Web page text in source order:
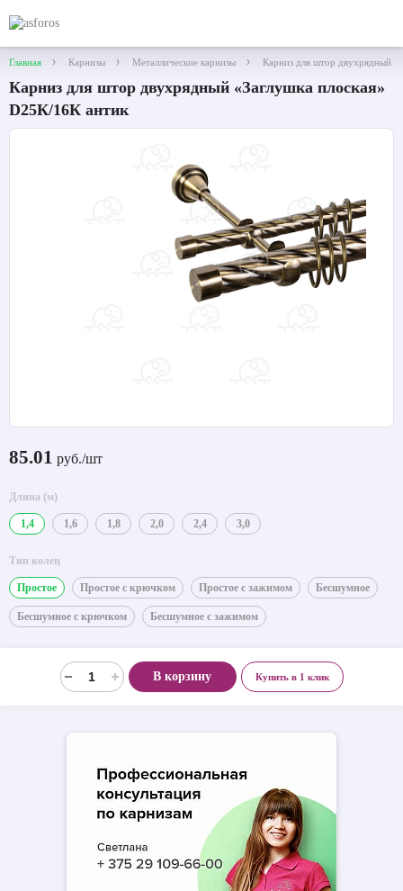
Главная Карнизы Металлические карнизы Карниз для штор двухрядный
Карниз для штор двухрядный «Заглушка плоская»
D25К/16К антик
85.01 руб./шт
Длина (м)
1,4 1,6 1,8 2,0 2,4 3,0
Тип колец
Простое Простое с крючком Простое с зажимом Бесшумное
Бесшумное с крючком Бесшумное с зажимом
В корзину Купить в 1 клик